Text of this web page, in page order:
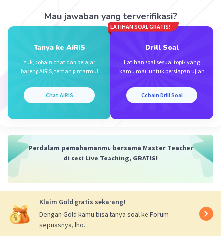
Iklan
Mau jawaban yang terverifikasi?
Tanya ke AiRIS
Yuk, cobain chat dan belajar
bareng AiRIS, teman pintarmu!
Chat AiRIS
LATIHAN SOAL GRATIS!
Drill Soal
Latihan soal sesuai topik yang
kamu mau untuk persiapan ujian
Cobain Drill Soal
Perdalam pemahamanmu bersama Master Teacher
di sesi Live Teaching, GRATIS!
Klaim Gold gratis sekarang!
Dengan Gold kamu bisa tanya soal ke Forum
sepuasnya, lho.